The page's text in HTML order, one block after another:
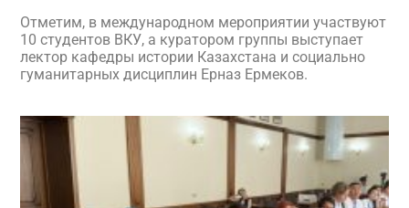
Отметим, в международном мероприятии участвуют
10 студентов ВКУ, а куратором группы выступает
лектор кафедры истории Казахстана и социально
гуманитарных дисциплин Ерназ Ермеков.